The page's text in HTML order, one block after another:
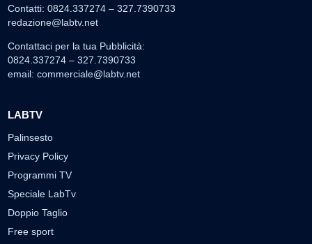
Contatti: 0824.337274 – 327.7390733
redazione@labtv.net
Contattaci per la tua Pubblicità:
0824.337274 – 327.7390733
email: commerciale@labtv.net
LABTV
Palinsesto
Privacy Policy
Programmi TV
Speciale LabTv
Doppio Taglio
Free sport